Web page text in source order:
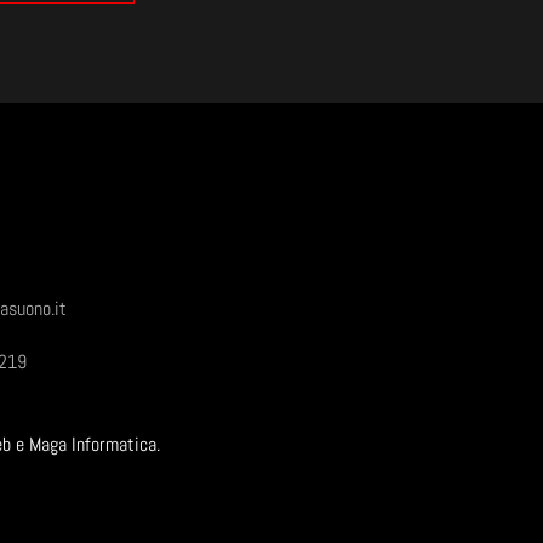
e Maga Informatica.